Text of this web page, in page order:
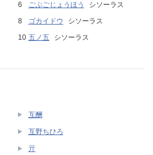
ごぶごじょうほう
シソーラス
ゴカイドウ
シソーラス
五ノ五 シソーラス
互酬
互野ちひろ
亓